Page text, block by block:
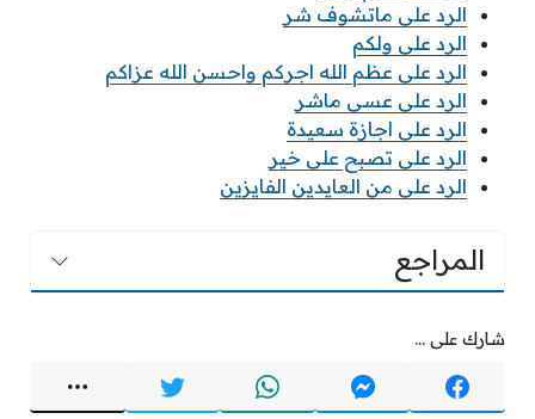
الرد على ماتشوف شر
الرد على ولكم
الرد على عظم الله اجركم واحسن الله عزاكم
الرد على عسى ماشر
الرد على اجازة سعيدة
الرد على تصبح على خير
الرد على من العايدين الفايزين
المراجع
شارك على ...